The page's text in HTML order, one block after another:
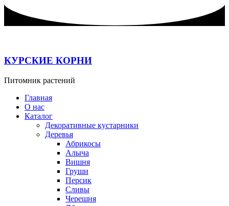
Перейти
содержимому
КУРСКИЕ КОРНИ
Питомник растений
Главная
О нас
Каталог
Декоративные кустарники
Деревья
Абрикосы
Алыча
Вишня
Груши
Персик
Сливы
Черешня